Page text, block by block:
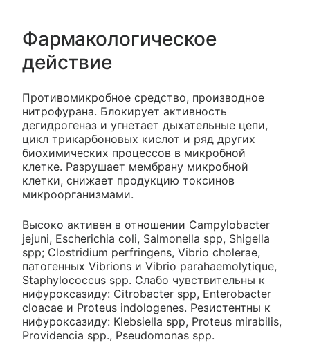
Фармакологическое
действие
Противомикробное средство, производное
нитрофурана. Блокирует активность
дегидрогеназ и угнетает дыхательные цепи,
цикл трикарбоновых кислот и ряд других
биохимических процессов в микробной
клетке. Разрушает мембрану микробной
клетки, снижает продукцию токсинов
микроорганизмами.
Высоко активен в отношении Campylobacter
jejuni, Escherichia coli, Salmonella spp, Shigella
spp; Clostridium perfringens, Vibrio cholerae,
патогенных Vibrions и Vibrio parahaemolytique,
Staphylococcus spp. Слабо чувствительны к
нифуроксазиду: Citrobacter spp, Enterobacter
cloacae и Proteus indologenes. Резистентны к
нифуроксазиду: Klebsiella spp, Proteus mirabilis,
Providencia spp., Pseudomonas spp.